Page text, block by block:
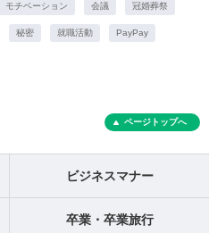
モチベーション 会議 冠婚葬祭
秘密 就職活動 PayPay
ページトップへ
ビジネスマナー
卒業・卒業旅行